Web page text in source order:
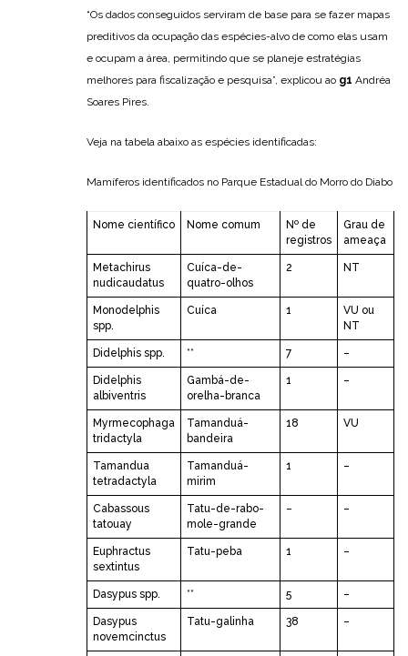
“Os dados conseguidos serviram de base para se fazer mapas
preditivos da ocupação das espécies-alvo de como elas usam
e ocupam a área, permitindo que se planeje estratégias
melhores para fiscalização e pesquisa”, explicou ao g1 Andréa
Soares Pires.
Veja na tabela abaixo as espécies identificadas:
Mamíferos identificados no Parque Estadual do Morro do Diabo
Nome científico Nome comum
Nº de
registros
Grau de
ameaça
Metachirus
nudicaudatus
Cuíca-de-
quatro-olhos
2 NT
Monodelphis
spp.
Cuíca 1
VU ou
NT
Didelphis spp. ** 7 –
Didelphis
albiventris
Gambá-de-
orelha-branca
1 –
Myrmecophaga
tridactyla
Tamanduá-
bandeira
18 VU
Tamandua
tetradactyla
Tamanduá-
mirim
1 –
Cabassous
tatouay
Tatu-de-rabo-
mole-grande
– –
Euphractus
sextintus
Tatu-peba 1 –
Dasypus spp. ** 5 –
Dasypus
novemcinctus
Tatu-galinha 38 –